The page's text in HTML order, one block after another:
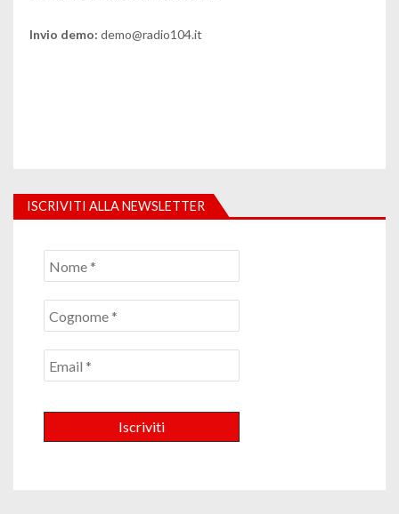
Invio demo: demo@radio104.it
ISCRIVITI ALLA NEWSLETTER